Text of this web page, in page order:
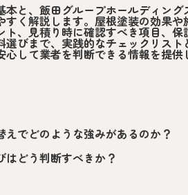
と、飯田グループホールディング
く解説します。屋根塗装の効果や
、見積り時に確認すべき項目、保
びまで、実践的なチェックリスト
して業者を判断できる情報を提供
でどのような強みがあるのか？
どう判断すべきか？